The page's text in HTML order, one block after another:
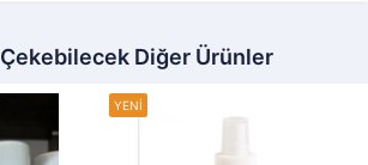
Diğer Ürünler